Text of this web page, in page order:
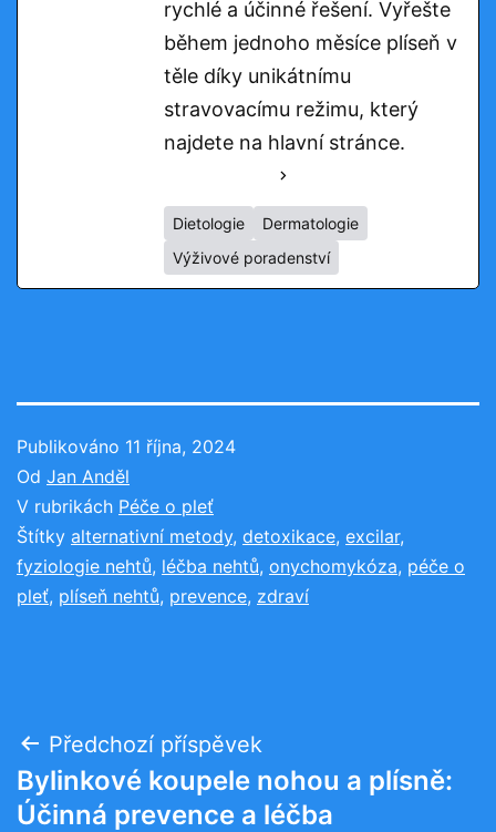
rychlé a účinné řešení. Vyřešte
během jednoho měsíce plíseň v
těle díky unikátnímu
stravovacímu režimu, který
najdete na hlavní stránce.
Dietologie
Dermatologie
Výživové poradenství
Publikováno 11 října, 2024
Od Jan Anděl
V rubrikách Péče o pleť
Štítky alternativní metody, detoxikace, excilar,
fyziologie nehtů, léčba nehtů, onychomykóza, péče o
pleť, plíseň nehtů, prevence, zdraví
Navigace
pro
Předchozí příspěvek
Bylinkové koupele nohou a plísně:
Účinná prevence a léčba